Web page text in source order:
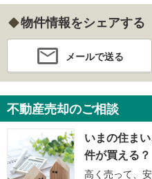
物件情報をシェアする
メールで送る
不動産売却のご相談
いまの住ま
件が買える？
高く売って、